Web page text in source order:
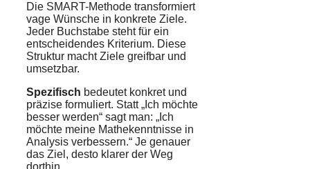
Die SMART-Methode transformiert
vage Wünsche in konkrete Ziele.
Jeder Buchstabe steht für ein
entscheidendes Kriterium. Diese
Struktur macht Ziele greifbar und
umsetzbar.
Spezifisch bedeutet konkret und
präzise formuliert. Statt „Ich möchte
besser werden“ sagt man: „Ich
möchte meine Mathekenntnisse in
Analysis verbessern.“ Je genauer
das Ziel, desto klarer der Weg
dorthin.